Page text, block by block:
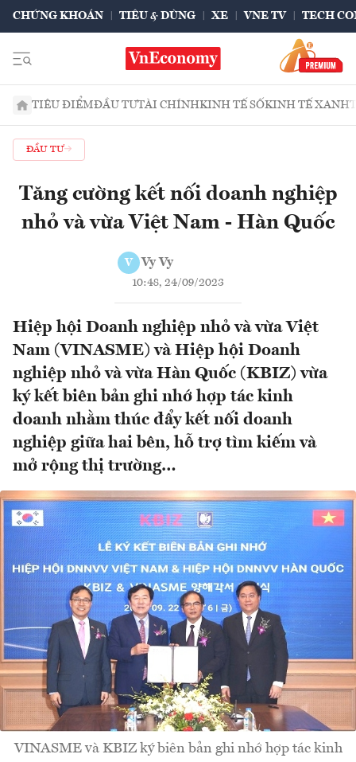
CHỨNG KHOÁN TIÊU & DÙNG XE VNE TV TECH
TIÊU ĐIỂMĐẦU TƯTÀI CHÍNHKINH TẾ SỐKINH TẾ XANH
ĐẦU TƯ
Tăng cường kết nối doanh nghiệp
nhỏ và vừa Việt Nam - Hàn Quốc
V Vy Vy
10:48, 24/09/2023
Hiệp hội Doanh nghiệp nhỏ và vừa Việt
Nam (VINASME) và Hiệp hội Doanh
nghiệp nhỏ và vừa Hàn Quốc (KBIZ) vừa
ký kết biên bản ghi nhớ hợp tác kinh
doanh nhằm thúc đẩy kết nối doanh
nghiệp giữa hai bên, hỗ trợ tìm kiếm và
mở rộng thị trường…
VINASME và KBIZ ký biên bản ghi nhớ hợp tác kinh